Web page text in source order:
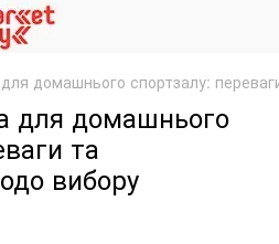
для домашнього спортзалу:
для домашнього
та
вибору